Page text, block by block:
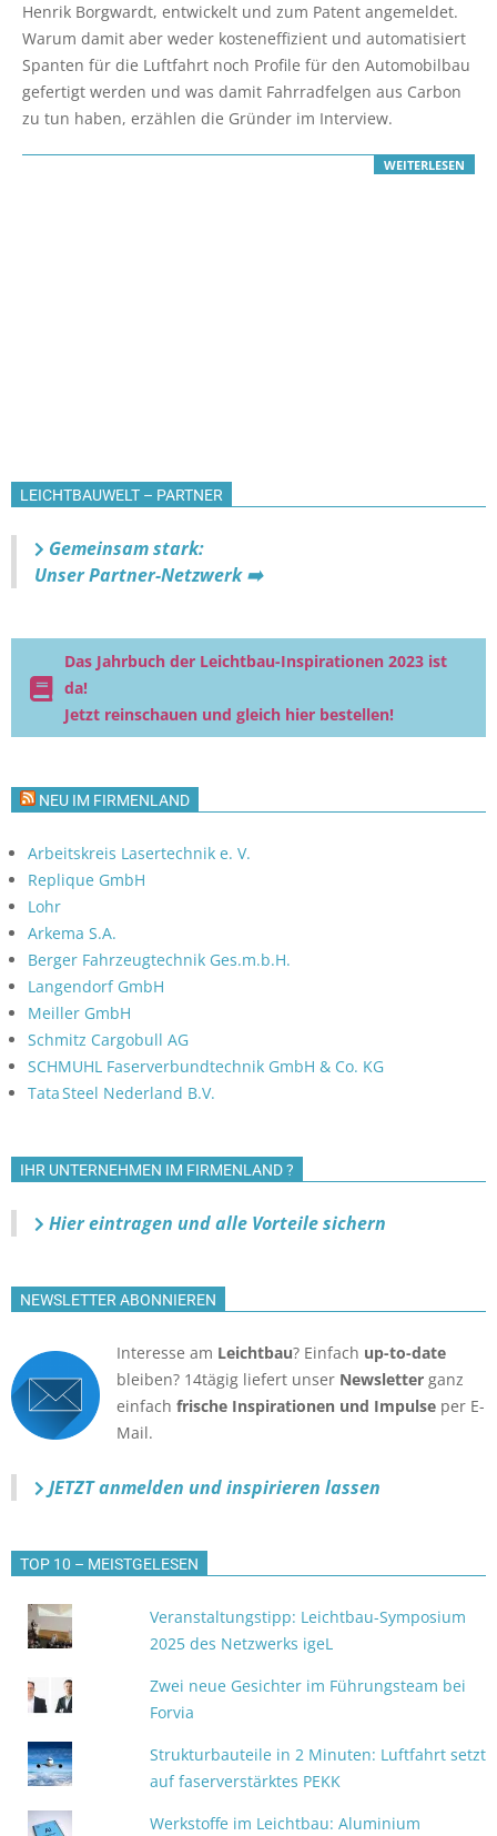
Henrik Borgwardt, entwickelt und zum Patent angemeldet.
Warum damit aber weder kosteneffizient und automatisiert
Spanten für die Luftfahrt noch Profile für den Automobilbau
gefertigt werden und was damit Fahrradfelgen aus Carbon
zu tun haben, erzählen die Gründer im Interview.
WEITERLESEN
LEICHTBAUWELT – PARTNER
Gemeinsam stark:
Unser Partner-Netzwerk ➡️
Das Jahrbuch der Leichtbau-Inspirationen 2023 ist
da!
Jetzt reinschauen und gleich hier bestellen!
NEU IM FIRMENLAND
Arbeitskreis Lasertechnik e. V.
Replique GmbH
Lohr
Arkema S.A.
Berger Fahrzeugtechnik Ges.m.b.H.
Langendorf GmbH
Meiller GmbH
Schmitz Cargobull AG
SCHMUHL Faserverbundtechnik GmbH & Co. KG
Tata Steel Nederland B.V.
IHR UNTERNEHMEN IM FIRMENLAND ?
Hier eintragen und alle Vorteile sichern
NEWSLETTER ABONNIEREN
Interesse am Leichtbau? Einfach up-to-date
bleiben? 14tägig liefert unser Newsletter ganz
einfach frische Inspirationen und Impulse per E-
Mail.
JETZT anmelden und inspirieren lassen
TOP 10 – MEISTGELESEN
Veranstaltungstipp: Leichtbau-Symposium
2025 des Netzwerks igeL
Zwei neue Gesichter im Führungsteam bei
Forvia
Strukturbauteile in 2 Minuten: Luftfahrt setzt
auf faserverstärktes PEKK
Werkstoffe im Leichtbau: Aluminium